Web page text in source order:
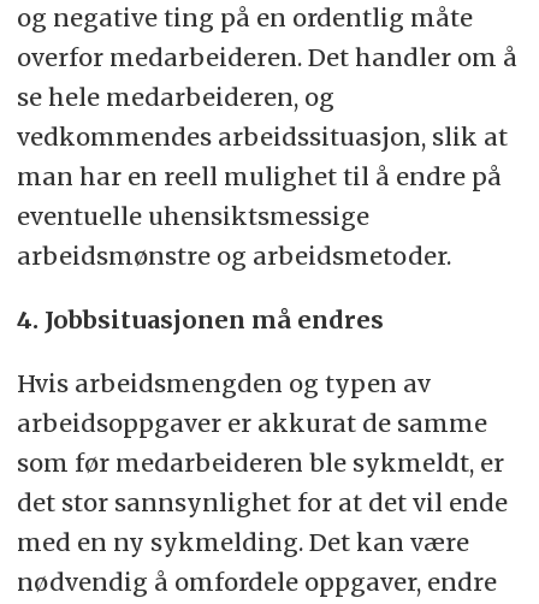
og negative ting på en ordentlig måte
overfor medarbeideren. Det handler om å
se hele medarbeideren, og
vedkommendes arbeidssituasjon, slik at
man har en reell mulighet til å endre på
eventuelle uhensiktsmessige
arbeidsmønstre og arbeidsmetoder.
4. Jobbsituasjonen må endres
Hvis arbeidsmengden og typen av
arbeidsoppgaver er akkurat de samme
som før medarbeideren ble sykmeldt, er
det stor sannsynlighet for at det vil ende
med en ny sykmelding. Det kan være
nødvendig å omfordele oppgaver, endre